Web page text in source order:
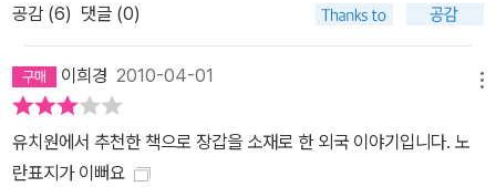
공감 (6) 댓글 (0)
이희경 2010-04-01
유치원에서 추천한 책으로 장갑을 소재로 한 외국 이야기입니다. 노
란표지가 이뻐요